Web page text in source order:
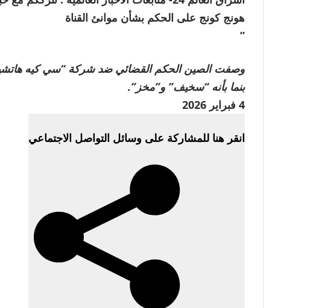
هونج كونج على الحكم بشأن موانئ القناة
”
وصفت الصين الحكم القضائي ضد شركة “سي كيه
بنما بأنه “سخيف” و”مخز”.
تم
في
4 فبراير 2026
انقر هنا للمشاركة على وسائل التواصل الاجتماعي